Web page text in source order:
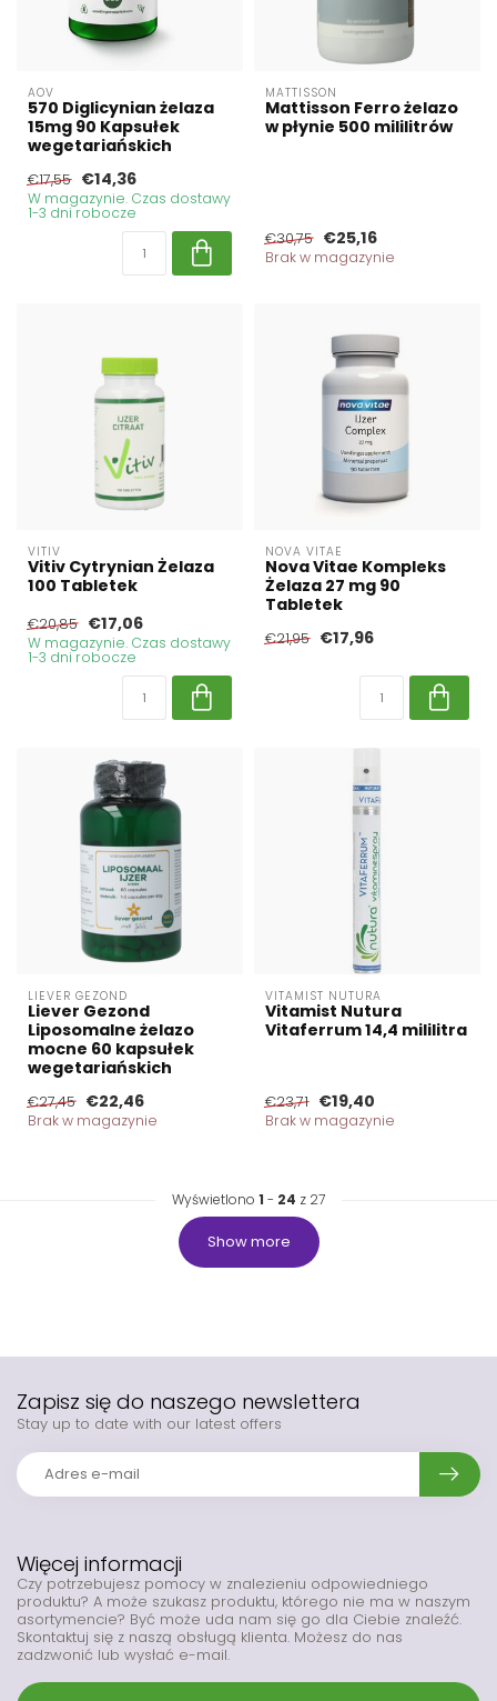
AOV
570 Diglicynian żelaza
15mg 90 Kapsułek
wegetariańskich
€17,55 €14,36
W magazynie. Czas dostawy
1-3 dni robocze
MATTISSON
Mattisson Ferro żelazo
w płynie 500 mililitrów
€30,75 €25,16
Brak w magazynie
VITIV
Vitiv Cytrynian Żelaza
100 Tabletek
€20,85 €17,06
W magazynie. Czas dostawy
1-3 dni robocze
NOVA VITAE
Nova Vitae Kompleks
Żelaza 27 mg 90
Tabletek
€21,95 €17,96
LIEVER GEZOND
Liever Gezond
Liposomalne żelazo
mocne 60 kapsułek
wegetariańskich
€27,45 €22,46
Brak w magazynie
VITAMIST NUTURA
Vitamist Nutura
Vitaferrum 14,4 mililitra
€23,71 €19,40
Brak w magazynie
Wyświetlono 1 - 24 z 27
Show more
Więcej informacji
Czy potrzebujesz pomocy w znalezieniu odpowiedniego
produktu? A może szukasz produktu, którego nie ma w naszym
asortymencie? Być może uda nam się go dla Ciebie znaleźć.
Skontaktuj się z naszą obsługą klienta. Możesz do nas
zadzwonić lub wysłać e-mail.
Zapisz się do naszego newslettera
Stay up to date with our latest offers